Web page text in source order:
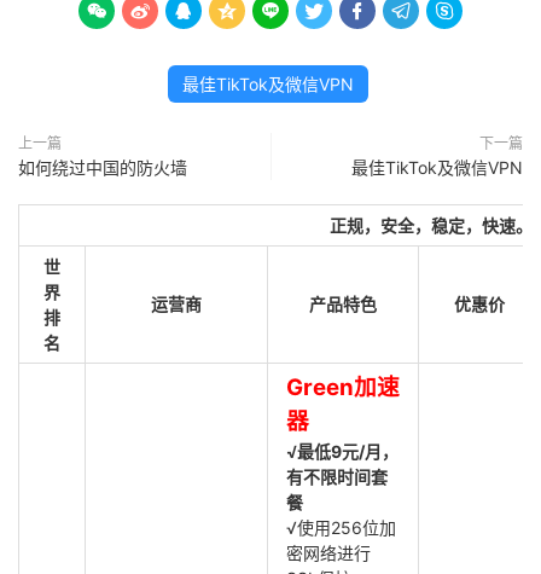
        
最佳TikTok及微信VPN
上一篇
如何绕过中国的防火墙
下一篇
最佳TikTok及微信VPN
正规，安全，稳定，快速。
世
界
排
名
运营商 产品特色 优惠价
Green加速
器
√最低9元/月，
有不限时间套
餐
√使用256位加
密网络进行